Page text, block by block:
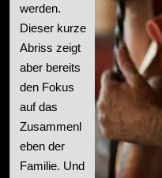
werden.
Dieser kurze
Abriss zeigt
aber bereits
den Fokus
auf das
Zusammenl
eben der
Familie. Und